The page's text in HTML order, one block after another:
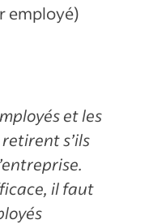
employé)
et les
s’ils
il faut